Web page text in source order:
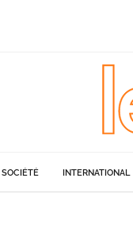
SOCIÉTÉ INTERNATIONAL